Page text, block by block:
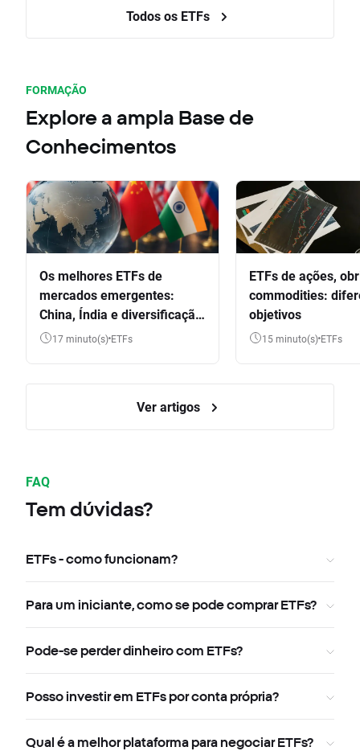
Todos os ETFs
FORMAÇÃO
Explore a ampla Base de
Conhecimentos
Os melhores ETFs de
mercados emergentes:
China, Índia e diversificação
global
17 minuto(s) ETFs
ETFs de ações,
commodities:
objetivos
15 minuto(s) ETFs
Ver artigos
FAQ
Tem dúvidas?
ETFs - como funcionam?
Para um iniciante, como se pode comprar ETFs?
Pode-se perder dinheiro com ETFs?
Posso investir em ETFs por conta própria?
Qual é a melhor plataforma para negociar ETFs?